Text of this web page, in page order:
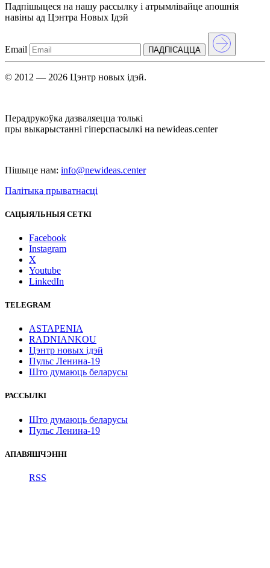
Падпішыцеся на нашу рассылкy і атрымлівайце апошнія
навіны ад Цэнтра Новых Iдэй
Email ПАДПIСАЦЦА
© 2012 — 2026 Цэнтр новых ідэй.
Перадрукоўка дазваляецца толькі
пры выкарыстанні гіперспасылкі на newideas.center
Пішыце нам: info@newideas.center
Палітыка прыватнасці
САЦЫЯЛЬНЫЯ СЕТКІ
Facebook
Instagram
X
Youtube
LinkedIn
TELEGRAM
ASTAPENIA
RADNIANKOU
Цэнтр новых ідэй
Пульс Ленина-19
Што думаюць беларусы
РАССЫЛКІ
Што думаюць беларусы
Пульс Ленина-19
АПАВЯШЧЭННІ
RSS